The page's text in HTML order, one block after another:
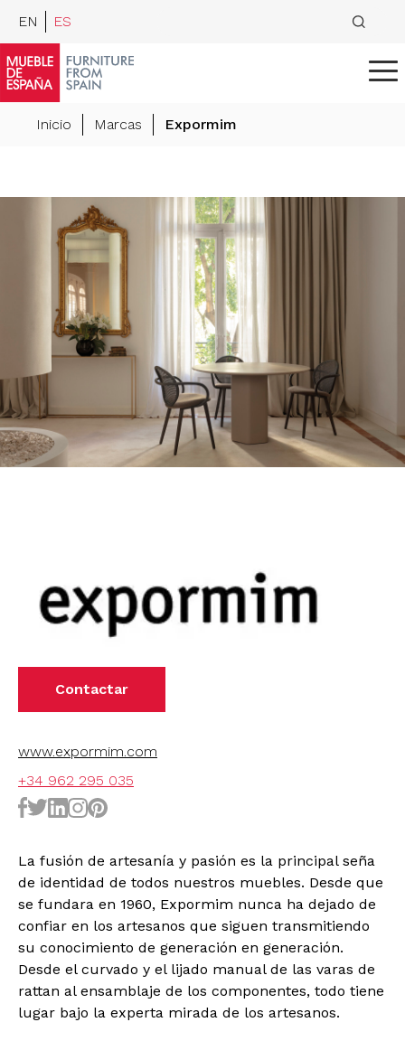
EN ES
Inicio Marcas Expormim
Contactar
www.expormim.com
+34 962 295 035
La fusión de artesanía y pasión es la principal seña
de identidad de todos nuestros muebles. Desde que
se fundara en 1960, Expormim nunca ha dejado de
confiar en los artesanos que siguen transmitiendo
su conocimiento de generación en generación.
Desde el curvado y el lijado manual de las varas de
rattan al ensamblaje de los componentes, todo tiene
lugar bajo la experta mirada de los artesanos.